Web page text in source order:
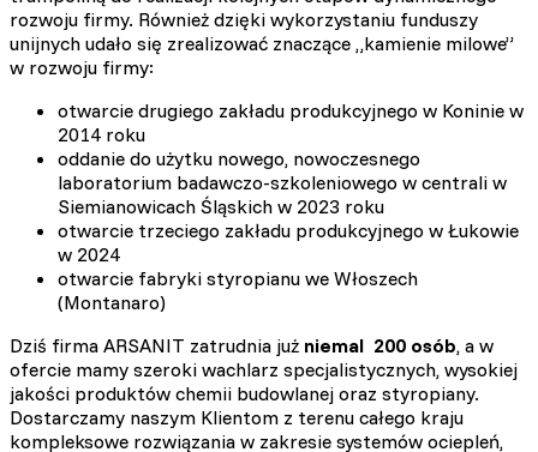
rozwoju firmy. Również dzięki wykorzystaniu funduszy
unijnych udało się zrealizować znaczące „kamienie milowe”
w rozwoju firmy:
otwarcie drugiego zakładu produkcyjnego w Koninie w
2014 roku
oddanie do użytku nowego, nowoczesnego
laboratorium badawczo-szkoleniowego w centrali w
Siemianowicach Śląskich w 2023 roku
otwarcie trzeciego zakładu produkcyjnego w Łukowie
w 2024
otwarcie fabryki styropianu we Włoszech
(Montanaro)
Dziś firma ARSANIT zatrudnia już niemal 200 osób, a w
ofercie mamy szeroki wachlarz specjalistycznych, wysokiej
jakości produktów chemii budowlanej oraz styropiany.
Dostarczamy naszym Klientom z terenu całego kraju
kompleksowe rozwiązania w zakresie systemów ociepleń,